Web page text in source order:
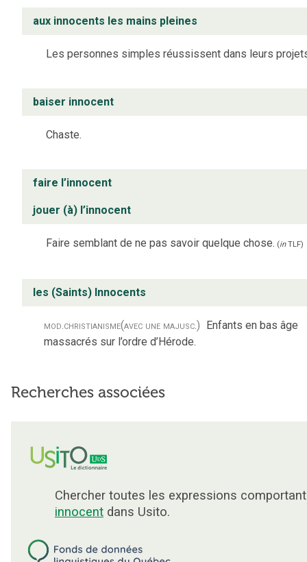
aux innocents les mains pleines
Les personnes simples réussissent dans leurs
baiser innocent
Chaste.
faire l’innocent
jouer (à) l’innocent
Faire semblant de ne pas savoir quelque chose. (inTLF)
les (Saints) Innocents
mod.christianisme(avec une majusc.) Enfants en bas âge
massacrés sur l’ordre d’Hérode.
Recherches associées
Chercher toutes les expressions
innocent dans Usito.